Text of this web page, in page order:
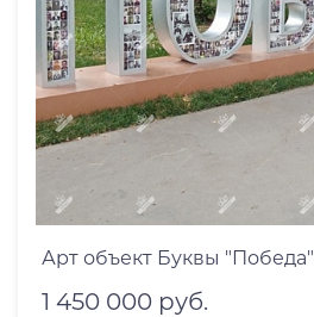
12 V
220 V
24 V
Применение
Все
Арт объект Буквы "Победа"
1 450 000 руб.